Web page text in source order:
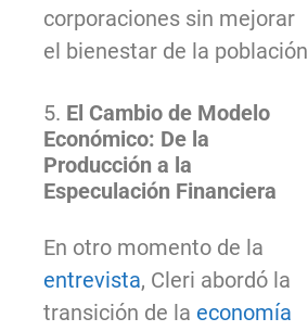
corporaciones sin mejorar
el bienestar de la
5. El Cambio de Modelo
Económico: De la
Producción a la
Especulación Financiera
En otro momento de la
entrevista, Cleri abordó la
transición de la economía